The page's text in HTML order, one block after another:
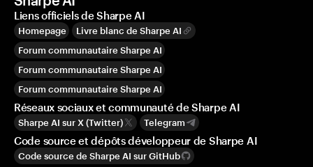
Liens officiels de Sharpe AI
Homepage
Livre blanc de Sharpe AI
Forum communautaire Sharpe AI
Forum communautaire Sharpe AI
Forum communautaire Sharpe AI
Réseaux sociaux et communauté de Sharpe AI
Sharpe AI sur X (Twitter) Telegram
Code source et dépôts développeur de Sharpe AI
Code source de Sharpe AI sur GitHub